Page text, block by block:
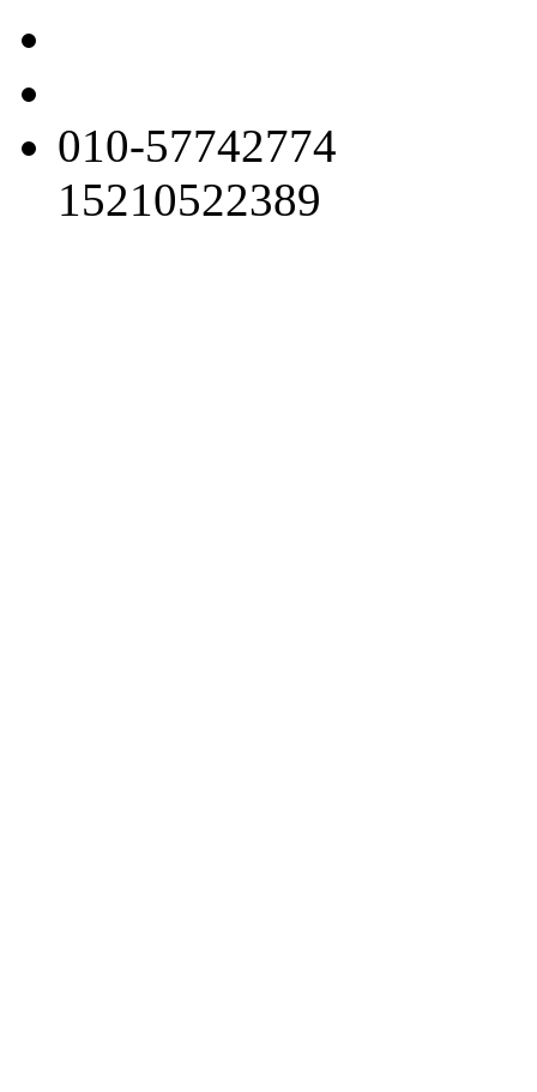
010-57742774
15210522389